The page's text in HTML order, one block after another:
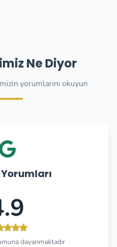
Ne Diyor
yorumlarını okuyun
dayanmaktadır